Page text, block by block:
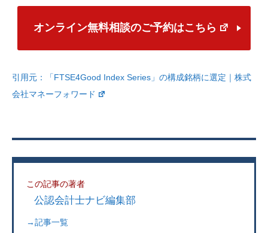
オンライン無料相談のご予約はこちら
引用元：
「FTSE4Good Index Series」の構成銘柄に選定｜株式
会社マネーフォワード
この記事の著者
公認会計士ナビ編集部
→記事一覧